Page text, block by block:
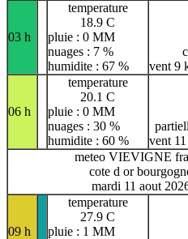
03 h
temperature
18.9 C
pluie : 0 MM
nuages : 7 %
humidite : 67 %
vent 9
06 h
temperature
20.1 C
pluie : 0 MM
nuages : 30 %
humidite : 60 %
vent
meteo VIEVIGNE
cote d or
mardi 11 aout
09 h
temperature
27.9 C
pluie : 1 MM